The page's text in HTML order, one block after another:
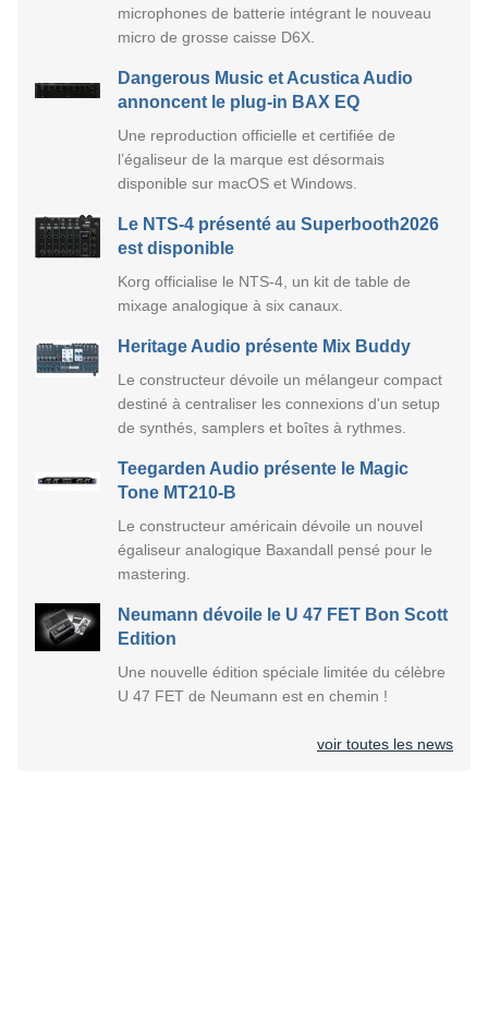
microphones de batterie intégrant le nouveau
micro de grosse caisse D6X.
Dangerous Music et Acustica Audio
annoncent le plug-in BAX EQ
Une reproduction officielle et certifiée de
l’égaliseur de la marque est désormais
disponible sur macOS et Windows.
Le NTS-4 présenté au Superbooth2026
est disponible
Korg officialise le NTS-4, un kit de table de
mixage analogique à six canaux.
Heritage Audio présente Mix Buddy
Le constructeur dévoile un mélangeur compact
destiné à centraliser les connexions d'un setup
de synthés, samplers et boîtes à rythmes.
Teegarden Audio présente le Magic
Tone MT210-B
Le constructeur américain dévoile un nouvel
égaliseur analogique Baxandall pensé pour le
mastering.
Neumann dévoile le U 47 FET Bon Scott
Edition
Une nouvelle édition spéciale limitée du célèbre
U 47 FET de Neumann est en chemin !
voir toutes les news